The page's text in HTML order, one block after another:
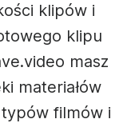
klipów i
klipu
masz
materiałów
filmów i